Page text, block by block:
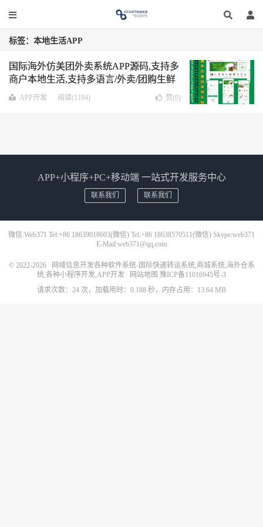
标签：本地生活APP
国际海外仿美团外卖系统APP源码,支持多
商户本地生活,支持多语言/外卖/团购生鲜
买菜/电商买药/快递配送
WEB+APP 包含
用户APP 商家APP 配送APP
APP开发 阅读(1194) 赞(0)
APP+小程序+PC+移动端 一站式开发服务中心
联系我们 联系我们
微信:Web371 Tel:+86 18639018603(微信) Tel:+86 18638570511(微信) Skype:web371
E-Mail:web371@qq.com
© 2022-2026
网域信息开发各种软件系统-国际快递转运系统,商城系统,海外仓系
统,各种小程序开发,APP开发
网站地图 豫ICP备11016945号-3
请求次数：24 次，加载用时：0.188 秒，内存占用：13.64 MB